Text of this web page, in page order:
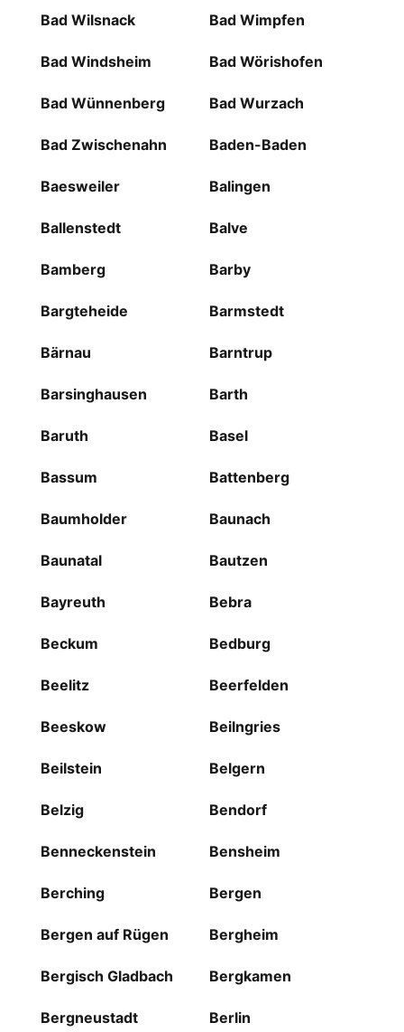
Bad Wilsnack Bad Wimpfen
Bad Windsheim Bad Wörishofen
Bad Wünnenberg Bad Wurzach
Bad Zwischenahn Baden-Baden
Baesweiler Balingen
Ballenstedt Balve
Bamberg Barby
Bargteheide Barmstedt
Bärnau Barntrup
Barsinghausen Barth
Baruth Basel
Bassum Battenberg
Baumholder Baunach
Baunatal Bautzen
Bayreuth Bebra
Beckum Bedburg
Beelitz Beerfelden
Beeskow Beilngries
Beilstein Belgern
Belzig Bendorf
Benneckenstein Bensheim
Berching Bergen
Bergen auf Rügen Bergheim
Bergisch Gladbach Bergkamen
Bergneustadt Berlin